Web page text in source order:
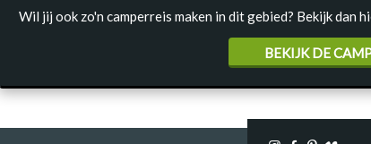
Wil jij ook zo'n camperreis maken in dit gebied? Bekijk dan
BEKIJK DE